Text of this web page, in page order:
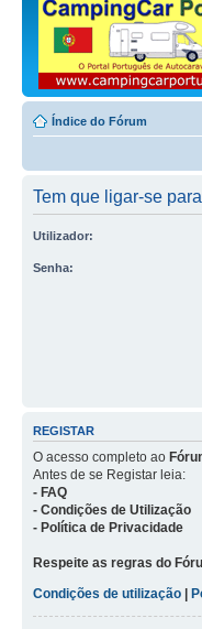
Índice do Fórum
Tem que ligar-se
Utilizador:
Senha:
REGISTAR
O acesso completo ao
Antes de se Registar leia:
- FAQ
- Condições de Utilização
- Política de Privacidade
Respeite as regras do
Condições de utilização |